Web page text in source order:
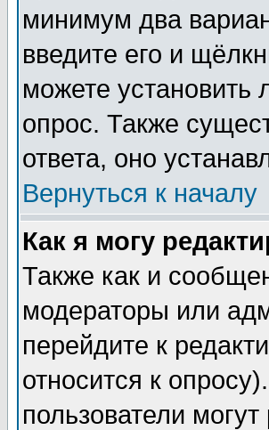
минимум два
введите его и
можете установить
опрос. Также
ответа, оно
Вернуться к началу
Как я могу
Также как и
модераторы или
перейдите к
относится к
пользователи